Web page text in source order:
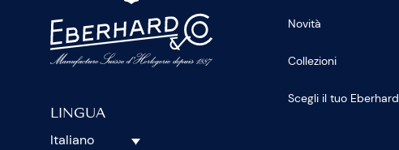
LINGUA
Italiano
Novità
Collezioni
Scegli il tuo Eberhard